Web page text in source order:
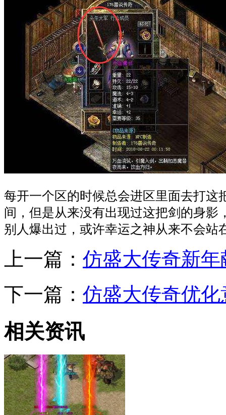
每开一个区的时候总会进区里面去打这
间，但是从来没有出现过这把剑的身影
别人爆出过，或许幸运之神从来不会站
上一篇： 仿盛大传奇新
下一篇： 仿盛大传奇优
相关资讯